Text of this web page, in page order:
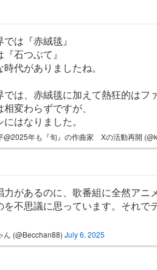
は『赤絨毯』
石つぶて』
代がありましたね。
では、赤絨毯に加えて熱狂的はフ
相変わらずですが、
はなりました。
年も『旬』の作曲家 Xの活動再開
力があるのに、歌番組に全然アニ
を不思議に思っています。それで
(@Becchan88) July 6, 2025